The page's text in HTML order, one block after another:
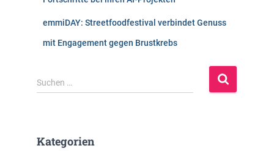
emmiDAY: Streetfoodfestival verbindet Genuss
mit Engagement gegen Brustkrebs
S
u
n
Suchen …
Kategorien